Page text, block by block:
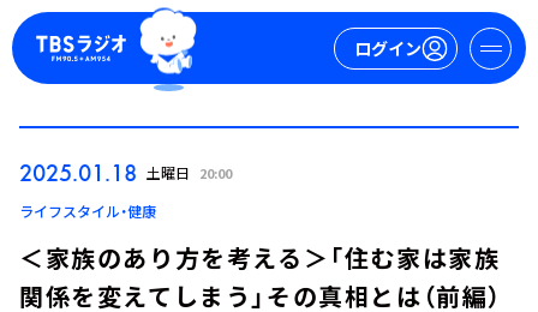
ログイン
ログイン
2025.01.18 土曜日 20:00
ライフスタイル・健康
＜家族のあり方を考える＞「住む家は家族
関係を変えてしまう」その真相とは（前編）